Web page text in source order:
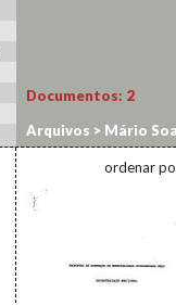
Documentos: 2
Arquivos > Mário
ordenar